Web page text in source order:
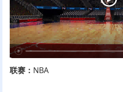
联赛： NBA